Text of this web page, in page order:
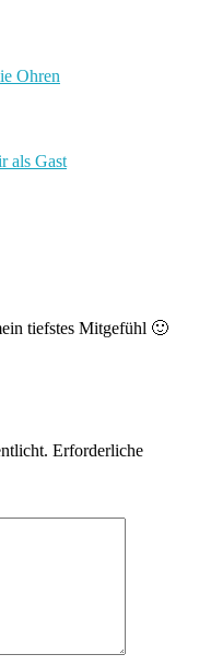
Ohren
als Gast
tiefstes Mitgefühl 🙂
Erforderliche